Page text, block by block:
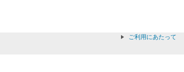
ご利用にあたって